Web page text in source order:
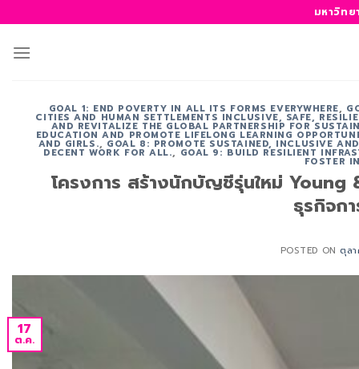
ไป
ยัง
มหาวิท
GOAL 1: END POVERTY IN ALL ITS FORMS EVERYWHERE,
CITIES AND HUMAN SETTLEMENTS INCLUSIVE, SAFE,
AND REVITALIZE THE GLOBAL PARTNERSHIP FOR
EDUCATION AND PROMOTE LIFELONG LEARNING
AND GIRLS., GOAL 8: PROMOTE SUSTAINED, INCLUSIVE
DECENT WORK FOR ALL., GOAL 9: BUILD RESILIENT
FOSTER
โครงการ สร้างนักบัญชีรุ่นใหม่
ธุรกิจก
POSTED ON ตุล
17
ต.ค.